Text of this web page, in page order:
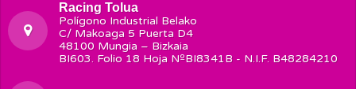
Racing Tolua
Polígono Industrial Belako
C/ Makoaga 5 Puerta D4
48100 Mungia – Bizkaia
BI603. Folio 18 Hoja NºBI8341B - N.I.F. B48284210